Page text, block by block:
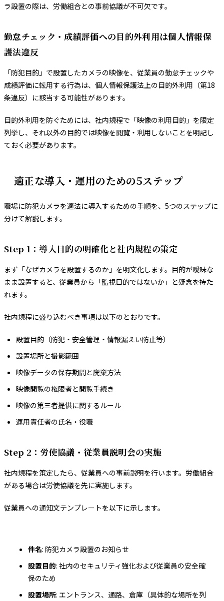
ラ設置の際は、労働組合との事前協議が不可欠です。
勤怠チェック・成績評価への目的外利用は個人情報保
護法違反
「防犯目的」で設置したカメラの映像を、従業員の勤怠チェックや
成績評価に転用する行為は、個人情報保護法上の目的外利用（第18
条違反）に該当する可能性があります。
目的外利用を防ぐためには、社内規程で「映像の利用目的」を限定
列挙し、それ以外の目的では映像を閲覧・利用しないことを明記し
ておく必要があります。
適正な導入・運用のための5ステップ
職場に防犯カメラを適法に導入するための手順を、5つのステップに
分けて解説します。
Step 1：導入目的の明確化と社内規程の策定
まず「なぜカメラを設置するのか」を明文化します。目的が曖昧な
まま設置すると、従業員から「監視目的ではないか」と疑念を持た
れます。
社内規程に盛り込むべき事項は以下のとおりです。
設置目的（防犯・安全管理・情報漏えい防止等）
設置場所と撮影範囲
映像データの保存期間と廃棄方法
映像閲覧の権限者と閲覧手続き
映像の第三者提供に関するルール
運用責任者の氏名・役職
Step 2：労使協議・従業員説明会の実施
社内規程を策定したら、従業員への事前説明を行います。労働組合
がある場合は労使協議を先に実施します。
従業員への通知文テンプレートを以下に示します。
件名: 防犯カメラ設置のお知らせ
設置目的: 社内のセキュリティ強化および従業員の安全確
保のため
設置場所: エントランス、通路、倉庫（具体的な場所を列